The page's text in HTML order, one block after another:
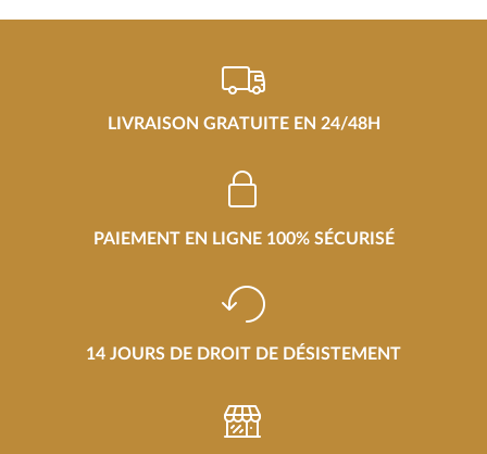
LIVRAISON GRATUITE EN 24/48H
PAIEMENT EN LIGNE 100% SÉCURISÉ
14 JOURS DE DROIT DE DÉSISTEMENT